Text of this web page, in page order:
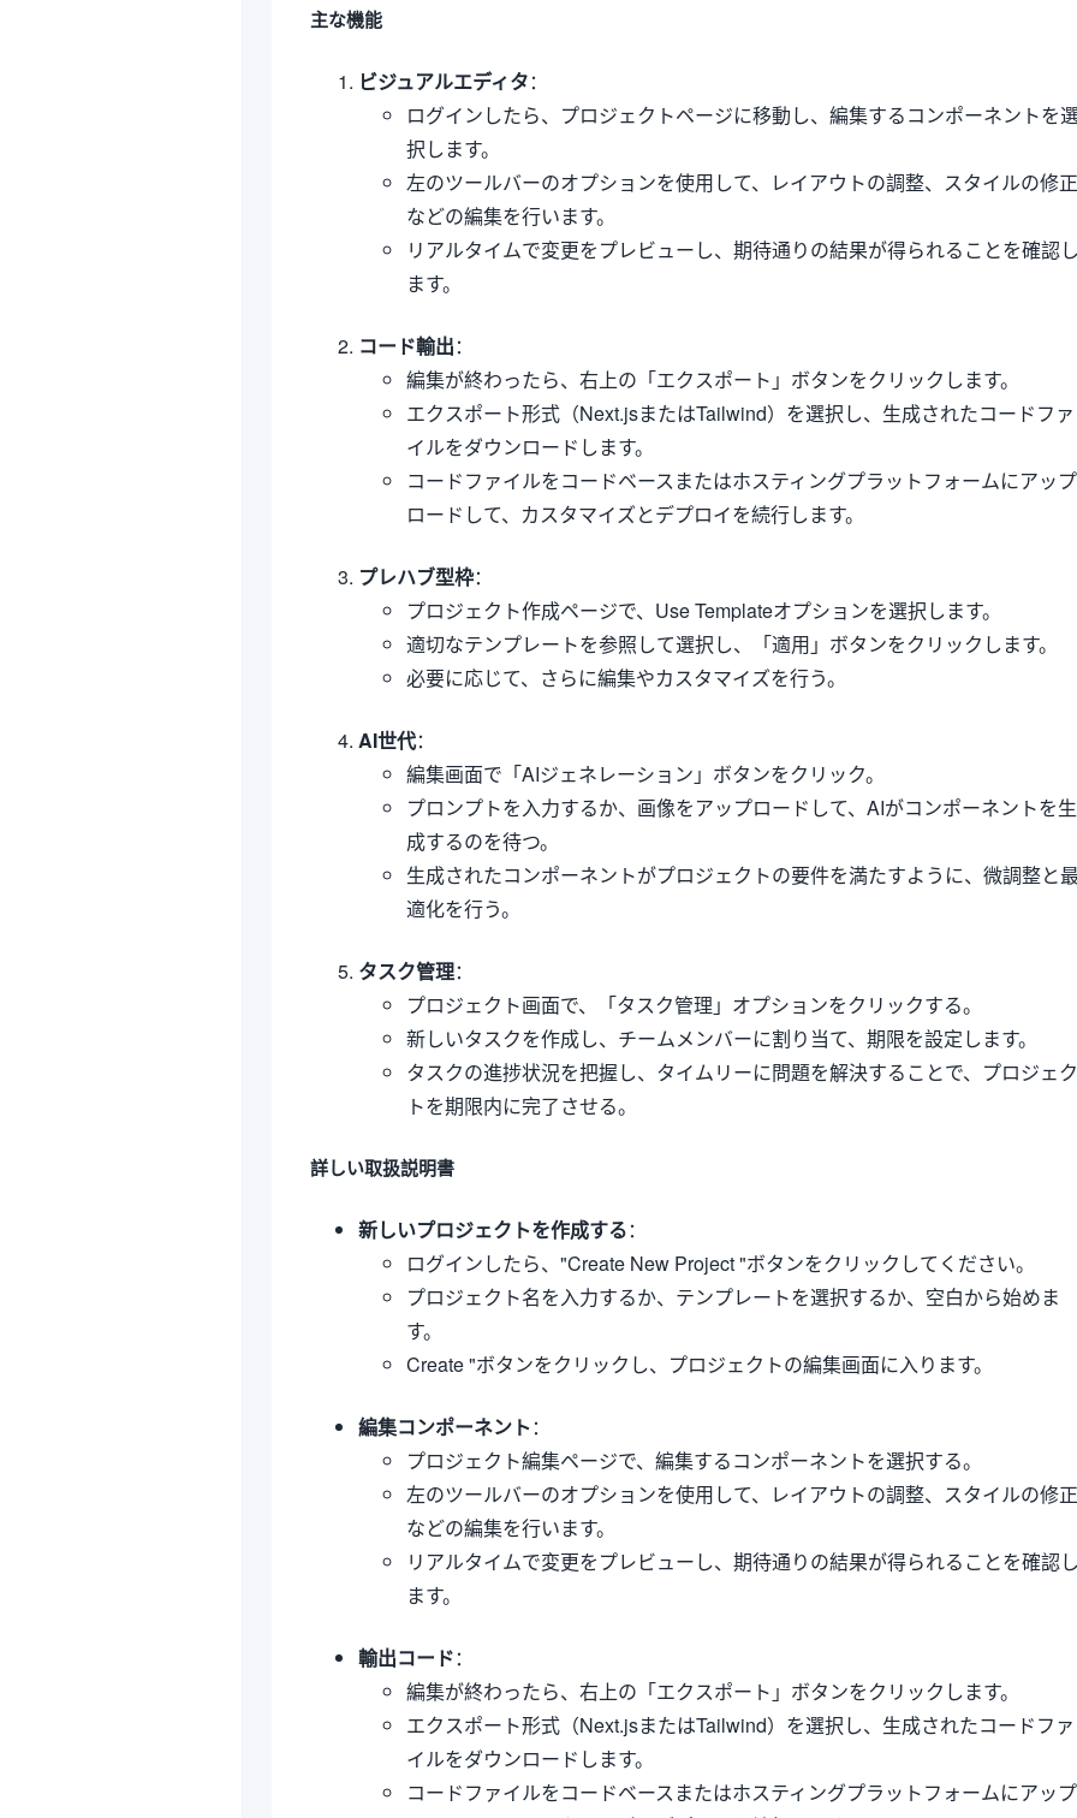
主な機能
ビジュアルエディタ：
ログインしたら、プロジェクトページに移動し、編集するコンポーネントを
択します。
左のツールバーのオプションを使用して、レイアウトの調整、スタイルの修正
などの編集を行います。
リアルタイムで変更をプレビューし、期待通りの結果が得られることを確認
ます。
コード輸出：
編集が終わったら、右上の「エクスポート」ボタンをクリックします。
エクスポート形式（Next.jsまたはTailwind）を選択し、生成されたコードファ
イルをダウンロードします。
コードファイルをコードベースまたはホスティングプラットフォームにアップ
ロードして、カスタマイズとデプロイを続行します。
プレハブ型枠：
プロジェクト作成ページで、Use Templateオプションを選択します。
適切なテンプレートを参照して選択し、「適用」ボタンをクリックします。
必要に応じて、さらに編集やカスタマイズを行う。
AI世代：
編集画面で「AIジェネレーション」ボタンをクリック。
プロンプトを入力するか、画像をアップロードして、AIがコンポーネントを生
成するのを待つ。
生成されたコンポーネントがプロジェクトの要件を満たすように、微調整と
適化を行う。
タスク管理：
プロジェクト画面で、「タスク管理」オプションをクリックする。
新しいタスクを作成し、チームメンバーに割り当て、期限を設定します。
タスクの進捗状況を把握し、タイムリーに問題を解決することで、プロジェク
トを期限内に完了させる。
詳しい取扱説明書
新しいプロジェクトを作成する：
ログインしたら、"Create New Project "ボタンをクリックしてください。
プロジェクト名を入力するか、テンプレートを選択するか、空白から始めま
す。
Create "ボタンをクリックし、プロジェクトの編集画面に入ります。
編集コンポーネント：
プロジェクト編集ページで、編集するコンポーネントを選択する。
左のツールバーのオプションを使用して、レイアウトの調整、スタイルの修正
などの編集を行います。
リアルタイムで変更をプレビューし、期待通りの結果が得られることを確認
ます。
輸出コード：
編集が終わったら、右上の「エクスポート」ボタンをクリックします。
エクスポート形式（Next.jsまたはTailwind）を選択し、生成されたコードファ
イルをダウンロードします。
コードファイルをコードベースまたはホスティングプラットフォームにアップ